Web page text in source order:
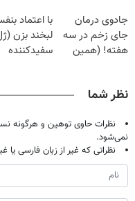
۲۵ میلیون
تومان!!!
جادوی درمان
جای زخم در سه
هفته! (همین
با اعتماد
لبخند بزن
سفیدکننده
نظر شما
نظرات حاوی توهین و هرگونه
نمی‌شود.
نظراتی که غیر از زبان فارسی یا